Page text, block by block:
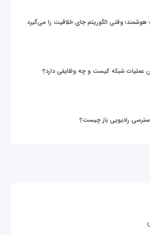
هوشمند؛ وقتی الگوریتم جای خلاقیت را می‌گیرد
عملیات شبکه کیست و چه وظایفی دارد؟
رادیویی باز چیست؟